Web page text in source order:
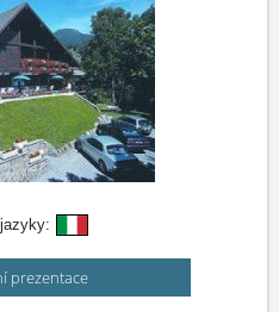
prezentace